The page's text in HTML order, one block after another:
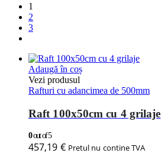
1
2
3
Adaugă în coș
Vezi produsul
Rafturi cu adancimea de 500mm
Raft 100x50cm cu 4 grilaje
0out of 5
457,19 € Pretul nu contine TVA